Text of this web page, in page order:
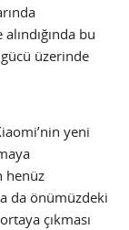
bu
üzerinde
yeni
henüz
da önümüzdeki
çıkması